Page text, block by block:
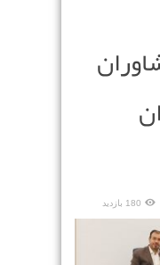
180 بازدید